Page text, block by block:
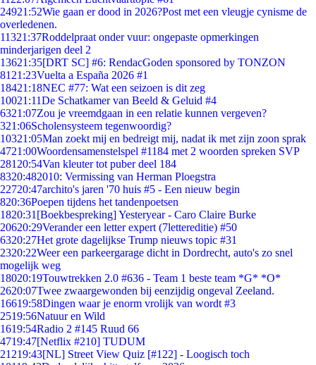
24921:52Wie gaan er dood in 2026?Post met een vleugje cynisme de
overledenen.
11321:37Roddelpraat onder vuur: ongepaste opmerkingen
minderjarigen deel 2
13621:35[DRT SC] #6: RendacGoden sponsored by TONZON
81 21:23Vuelta a España 2026 #1
18421:18NEC #77: Wat een seizoen is dit zeg
10021:11De Schatkamer van Beeld & Geluid #4
6321:07Zou je vreemdgaan in een relatie kunnen vergeven?
321:06Scholensysteem tegenwoordig?
10321:05Man zoekt mij en bedreigt mij, nadat ik met zijn zoon sprak
4721:00Woordensamenstelspel #1184 met 2 woorden spreken SVP
281 20:54Van kleuter tot puber deel 184
8320:482010: Vermissing van Herman Ploegstra
22720:47archito's jaren '70 huis #5 - Een nieuw begin
820:36Poepen tijdens het tandenpoetsen
1820:31 [Boekbespreking] Yesteryear - Caro Claire Burke
20620:29Verander een letter expert (7lettereditie) #50
6320:27Het grote dagelijkse Trump nieuws topic #31
2320:22Weer een parkeergarage dicht in Dordrecht, auto's zo snel
mogelijk weg
18020:19Touwtrekken 2.0 #636 - Team 1 beste team *G* *O*
2620:07Twee zwaargewonden bij eenzijdig ongeval Zeeland.
16619:58Dingen waar je enorm vrolijk van wordt #3
2519:56Natuur en Wild
1619:54Radio 2 #145 Ruud 66
4719:47[Netflix #210] TUDUM
21219:43[NL] Street View Quiz [#122] - Loogisch toch